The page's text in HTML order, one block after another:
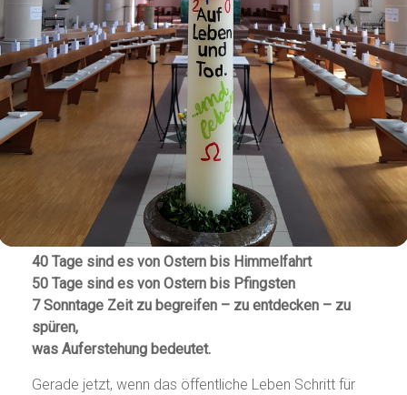
40 Tage sind es von Ostern bis Himmelfahrt
50 Tage sind es von Ostern bis Pfingsten
7 Sonntage Zeit zu begreifen – zu entdecken – zu
spüren,
was Auferstehung bedeutet.
Gerade jetzt, wenn das öffentliche Leben Schritt für